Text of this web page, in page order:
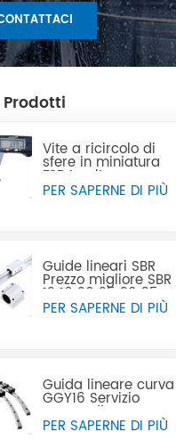
Vite a ricircolo di
sfere in miniatura
FSB La vite a
ricircolo di sfere in
miniatura di
PER SAPERNE DI PIÙ
Guide lineari SBR
Prezzo migliore SBR
12 16 20 25 30 35
40 50 guida lineare
PER SAPERNE DI PIÙ
Guida lineare curva
GGY16 Servizio
personalizzato OEM
fornito, guide lineari
PER SAPERNE DI PIÙ